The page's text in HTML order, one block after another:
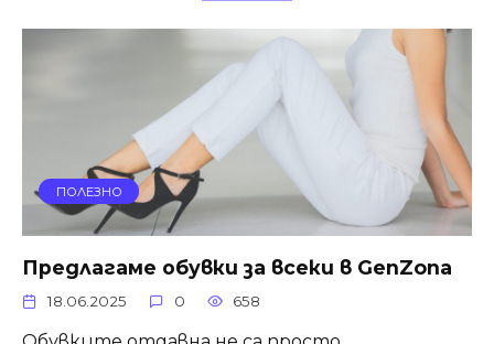
ПОЛЕЗНО
Предлагаме обувки за всеки в GenZona
18.06.2025 0 658